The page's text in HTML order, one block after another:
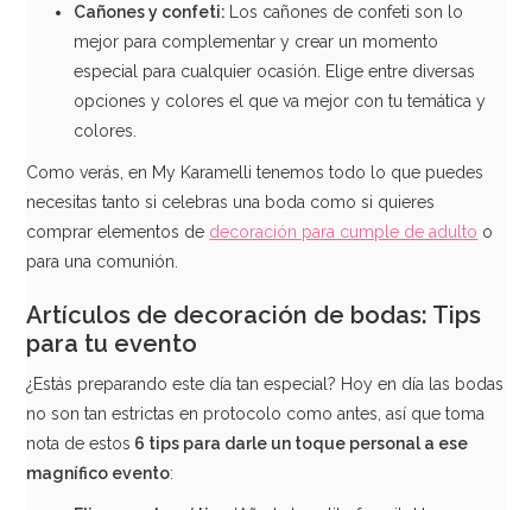
Stand de 2 Pisos con Platos de Pizarra
44,95€
Cañones y confeti:
Los cañones de confeti son lo
mejor para complementar y crear un momento
especial para cualquier ocasión. Elige entre diversas
opciones y colores el que va mejor con tu temática y
colores.
Como verás, en My Karamelli tenemos todo lo que puedes
necesitas tanto si celebras una boda como si quieres
comprar elementos de decoración para cumple de adulto o
para una comunión.
Artículos de decoración de bodas: Tips
para tu evento
¿Estás preparando este día tan especial? Hoy en día las bodas
no son tan estrictas en protocolo como antes, así que toma
nota de estos 6 tips para darle un toque personal a ese
magnífico evento: